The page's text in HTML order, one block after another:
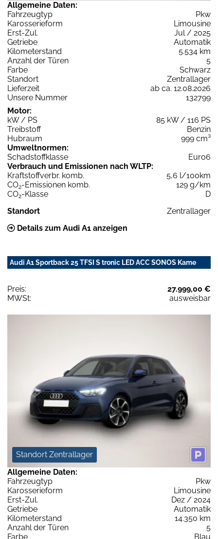
Allgemeine Daten:
Fahrzeugtyp
Pkw
Karosserieform
Limousine
Erst-Zul.
Jul / 2025
Getriebe
Automatik
Kilometerstand
5.534 km
Anzahl der Türen
5
Farbe
Schwarz
Standort
Zentrallager
Lieferzeit
ab ca. 12.08.2026
Unsere Nummer
132799
Motor:
kW / PS
85 kW / 116 PS
Treibstoff
Benzin
Hubraum
999 cm³
Umweltnormen:
Schadstoffklasse
Euro6
Verbrauch und Emissionen nach WLTP:
Kraftstoffverbr. komb.
5,6 l/100km
CO2-Emissionen komb.
129 g/km
CO2-Klasse
D
Standort
Zentrallager
Details zum Audi A1 anzeigen
Audi A1 Sportback 25 TFSI S tronic LED ACC SONOS Kame
Preis:
27.999,00 €
MWSt:
ausweisbar
Standort Zentrallager
Allgemeine Daten:
Fahrzeugtyp
Pkw
Karosserieform
Limousine
Erst-Zul.
Dez / 2024
Getriebe
Automatik
Kilometerstand
14.350 km
Anzahl der Türen
5
Farbe
Blau